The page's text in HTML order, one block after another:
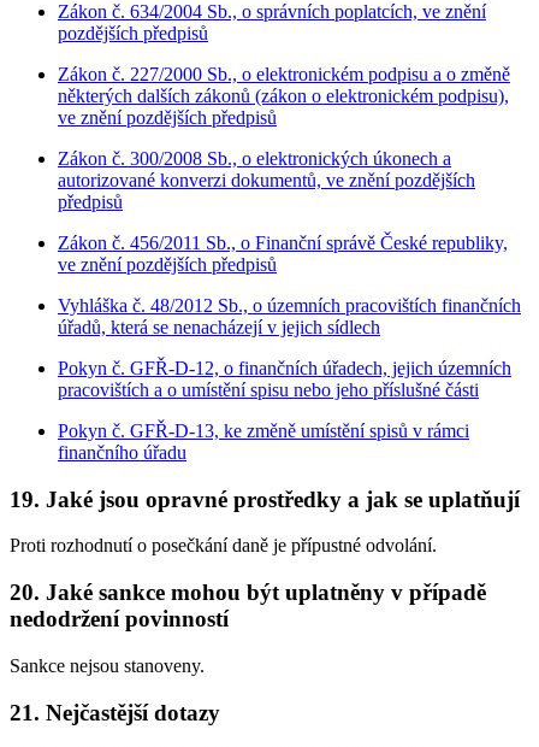
Zákon č. 634/2004 Sb., o správních poplatcích, ve znění
pozdějších předpisů
Zákon č. 227/2000 Sb., o elektronickém podpisu a o změně
některých dalších zákonů (zákon o elektronickém podpisu),
ve znění pozdějších předpisů
Zákon č. 300/2008 Sb., o elektronických úkonech a
autorizované konverzi dokumentů, ve znění pozdějších
předpisů
Zákon č. 456/2011 Sb., o Finanční správě České republiky,
ve znění pozdějších předpisů
Vyhláška č. 48/2012 Sb., o územních pracovištích finančních
úřadů, která se nenacházejí v jejich sídlech
Pokyn č. GFŘ-D-12, o finančních úřadech, jejich územních
pracovištích a o umístění spisu nebo jeho příslušné části
Pokyn č. GFŘ-D-13, ke změně umístění spisů v rámci
finančního úřadu
19. Jaké jsou opravné prostředky a jak se uplatňují
Proti rozhodnutí o posečkání daně je přípustné odvolání.
20. Jaké sankce mohou být uplatněny v případě
nedodržení povinností
Sankce nejsou stanoveny.
21. Nejčastější dotazy